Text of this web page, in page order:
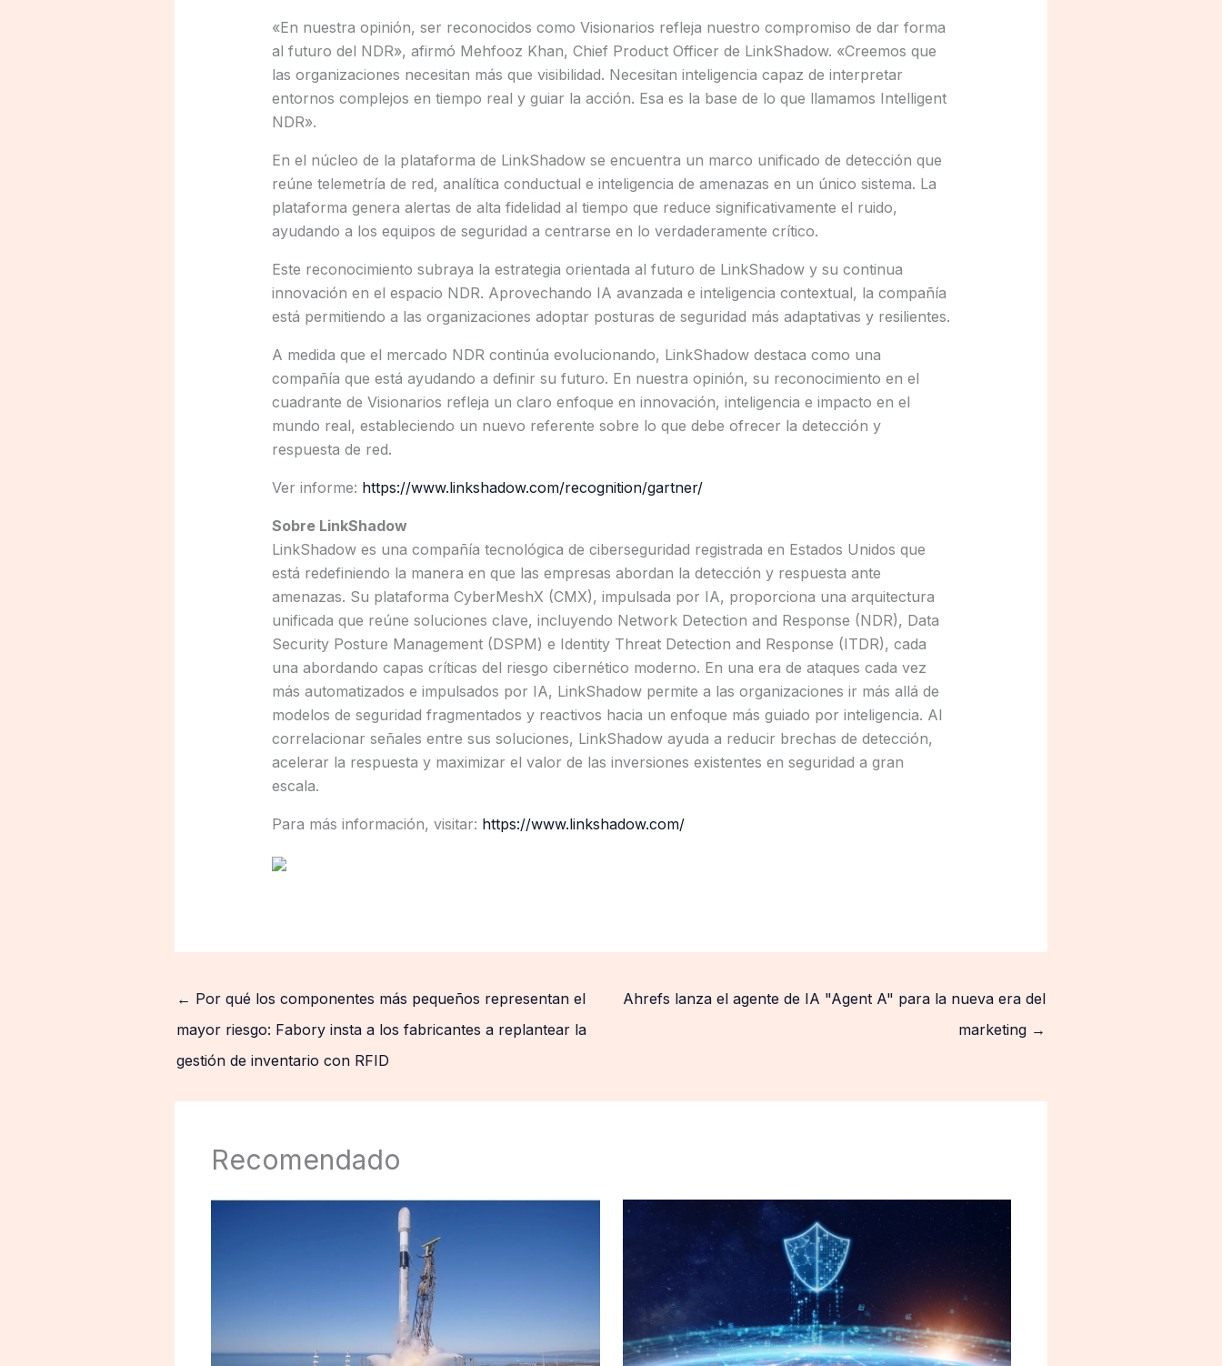
«En nuestra opinión, ser reconocidos como Visionarios refleja nuestro compromiso de dar forma
al futuro del NDR», afirmó Mehfooz Khan, Chief Product Officer de LinkShadow. «Creemos que
las organizaciones necesitan más que visibilidad. Necesitan inteligencia capaz de interpretar
entornos complejos en tiempo real y guiar la acción. Esa es la base de lo que llamamos Intelligent
NDR».
En el núcleo de la plataforma de LinkShadow se encuentra un marco unificado de detección que
reúne telemetría de red, analítica conductual e inteligencia de amenazas en un único sistema. La
plataforma genera alertas de alta fidelidad al tiempo que reduce significativamente el ruido,
ayudando a los equipos de seguridad a centrarse en lo verdaderamente crítico.
Este reconocimiento subraya la estrategia orientada al futuro de LinkShadow y su continua
innovación en el espacio NDR. Aprovechando IA avanzada e inteligencia contextual, la compañía
está permitiendo a las organizaciones adoptar posturas de seguridad más adaptativas y resilientes.
A medida que el mercado NDR continúa evolucionando, LinkShadow destaca como una
compañía que está ayudando a definir su futuro. En nuestra opinión, su reconocimiento en el
cuadrante de Visionarios refleja un claro enfoque en innovación, inteligencia e impacto en el
mundo real, estableciendo un nuevo referente sobre lo que debe ofrecer la detección y
respuesta de red.
Ver informe: https://www.linkshadow.com/recognition/gartner/
Sobre LinkShadow
LinkShadow es una compañía tecnológica de ciberseguridad registrada en Estados Unidos que
está redefiniendo la manera en que las empresas abordan la detección y respuesta ante
amenazas. Su plataforma CyberMeshX (CMX), impulsada por IA, proporciona una arquitectura
unificada que reúne soluciones clave, incluyendo Network Detection and Response (NDR), Data
Security Posture Management (DSPM) e Identity Threat Detection and Response (ITDR), cada
una abordando capas críticas del riesgo cibernético moderno. En una era de ataques cada vez
más automatizados e impulsados por IA, LinkShadow permite a las organizaciones ir más allá de
modelos de seguridad fragmentados y reactivos hacia un enfoque más guiado por inteligencia. Al
correlacionar señales entre sus soluciones, LinkShadow ayuda a reducir brechas de detección,
acelerar la respuesta y maximizar el valor de las inversiones existentes en seguridad a gran
escala.
Para más información, visitar: https://www.linkshadow.com/
← Por qué los componentes más pequeños representan el
mayor riesgo: Fabory insta a los fabricantes a replantear la
gestión de inventario con RFID
Ahrefs lanza el agente de IA "Agent A" para la nueva era del
marketing →
Recomendado